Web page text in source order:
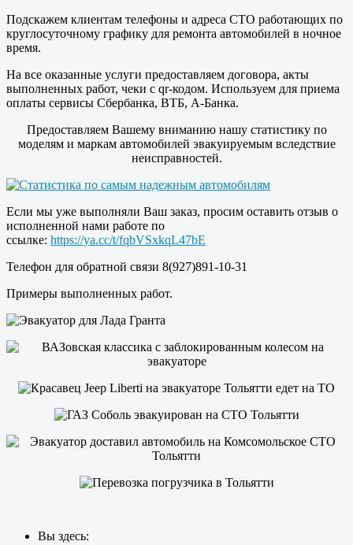
Подскажем клиентам телефоны и адреса СТО работающих по
круглосуточному графику для ремонта автомобилей в ночное
время.
На все оказанные услуги предоставляем договора, акты
выполненных работ, чеки с qr-кодом. Используем для приема
оплаты сервисы Сбербанка, ВТБ, А-Банка.
Предоставляем Вашему вниманию нашу статистику по
моделям и маркам автомобилей эвакуируемым вследствие
неисправностей.
Если мы уже выполняли Ваш заказ, просим оставить отзыв о
исполненной нами работе по
ссылке: https://ya.cc/t/fqbVSxkqL47bE
Телефон для обратной связи 8(927)891-10-31
Примеры выполненных работ.
Вы здесь: